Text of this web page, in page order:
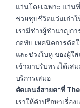
แว่นโดยเฉพาะ แว่น
ช่วยชุบชีวิตแว่นเก่าใ
เรามีช่างผู้ชำนาญกา
กดทับ เทคนิคการดัด
และช่วงใบหู ของผู้ใ
เข้ามาปรับทรงได้เส
บริการเสมอ
ตัดเลนส์สายตาที่
เราให้คำปรึกษาเรื่อ